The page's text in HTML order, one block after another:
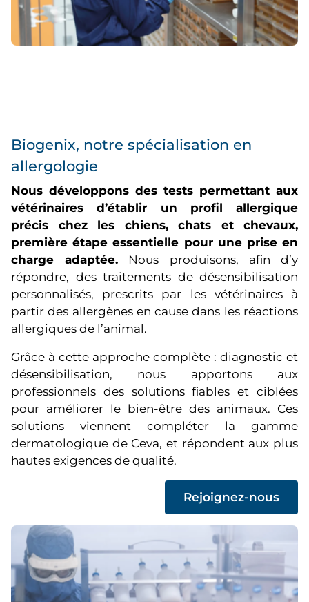
Biogenix, notre spécialisation en
allergologie
Nous développons des tests permettant aux
vétérinaires d’établir un profil allergique
précis chez les chiens, chats et chevaux,
première étape essentielle pour une prise en
charge adaptée. Nous produisons, afin d’y
répondre, des traitements de désensibilisation
personnalisés, prescrits par les vétérinaires à
partir des allergènes en cause dans les réactions
allergiques de l’animal.
Grâce à cette approche complète : diagnostic et
désensibilisation, nous apportons aux
professionnels des solutions fiables et ciblées
pour améliorer le bien-être des animaux. Ces
solutions viennent compléter la gamme
dermatologique de Ceva, et répondent aux plus
hautes exigences de qualité.
Rejoignez-nous